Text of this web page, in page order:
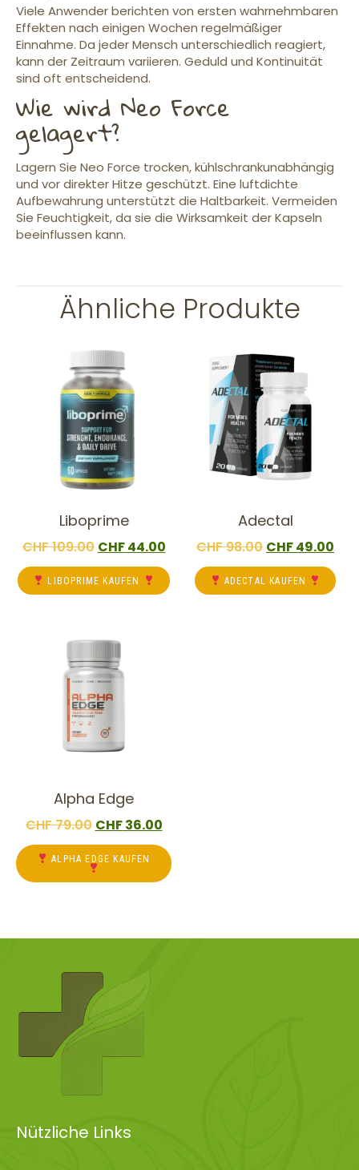
Viele Anwender berichten von ersten wahrnehmbaren
Effekten nach einigen Wochen regelmäßiger
Einnahme. Da jeder Mensch unterschiedlich reagiert,
kann der Zeitraum variieren. Geduld und Kontinuität
sind oft entscheidend.
Wie wird Neo Force
gelagert?
Lagern Sie Neo Force trocken, kühlschrankunabhängig
und vor direkter Hitze geschützt. Eine luftdichte
Aufbewahrung unterstützt die Haltbarkeit. Vermeiden
Sie Feuchtigkeit, da sie die Wirksamkeit der Kapseln
beeinflussen kann.
Ähnliche Produkte
Liboprime
CHF109.00 CHF44.00
LIBOPRIME KAUFEN
Adectal
CHF98.00 CHF49.00
ADECTAL KAUFEN
Alpha Edge
CHF79.00 CHF36.00
ALPHA EDGE KAUFEN
Nützliche Links